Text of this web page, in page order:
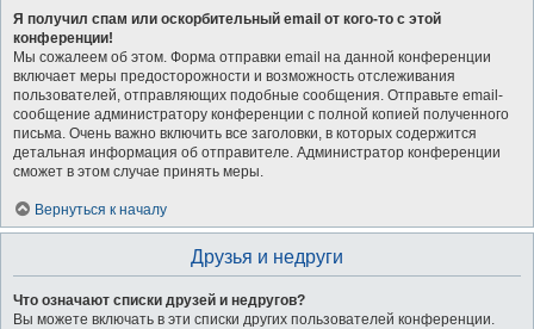
Я получил спам или оскорбительный email от кого-то с этой
конференции!
Мы сожалеем об этом. Форма отправки email на данной конференции
включает меры предосторожности и возможность отслеживания
пользователей, отправляющих подобные сообщения. Отправьте email-
сообщение администратору конференции с полной копией полученного
письма. Очень важно включить все заголовки, в которых содержится
детальная информация об отправителе. Администратор конференции
сможет в этом случае принять меры.
Вернуться к началу
Друзья и недруги
Что означают списки друзей и недругов?
Вы можете включать в эти списки других пользователей конференции.